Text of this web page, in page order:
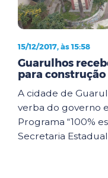
15/12/2017, às 15:58
Guarulhos
para
A cidade de
verba do governo
Programa “100%
Secretaria Estadual